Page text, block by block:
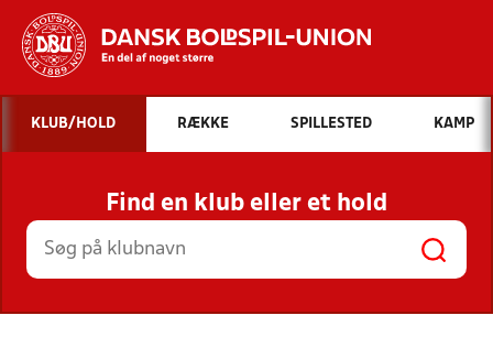
Hvad vil du søge efter?
INDHOLD OG NYHEDER
STILLINGER, RESULTATER, KLUBBER OG
HOLD
KLUB/HOLD RÆKKE SPILLESTED KAMP
Find en klub eller et hold